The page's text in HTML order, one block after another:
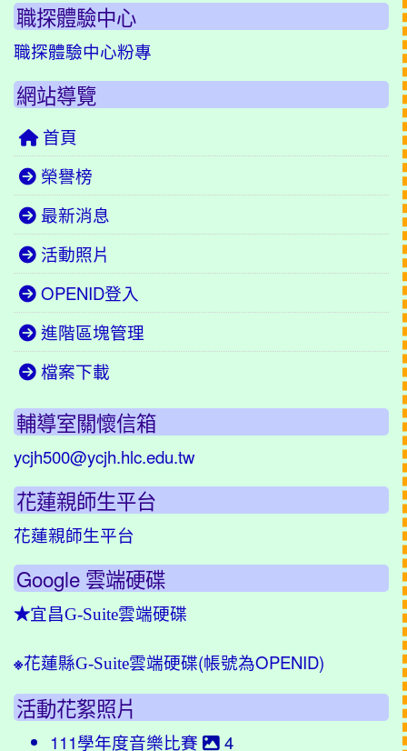
職探體驗中心
職探體驗中心粉專
網站導覽
首頁
榮譽榜
最新消息
活動照片
OPENID登入
進階區塊管理
檔案下載
輔導室關懷信箱
ycjh500@ycjh.hlc.edu.tw
花蓮親師生平台
花蓮親師生平台
Google 雲端硬碟
★宜昌G-Suite雲端硬碟
※花蓮縣G-Suite雲端硬碟(帳號為OPENID)
活動花絮照片
111學年度音樂比賽
4